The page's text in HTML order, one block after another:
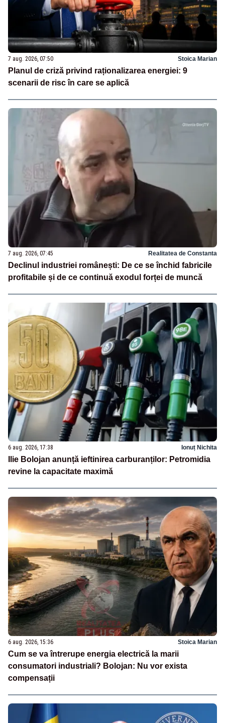
7 aug. 2026, 07:50 Stoica Marian
Planul de criză privind raționalizarea energiei: 9
scenarii de risc în care se aplică
7 aug. 2026, 07:45 Realitatea de Constanta
Declinul industriei românești: De ce se închid fabricile
profitabile și de ce continuă exodul forței de muncă
6 aug. 2026, 17:38 Ionuț Nichita
Ilie Bolojan anunță ieftinirea carburanților: Petromidia
revine la capacitate maximă
6 aug. 2026, 15:36 Stoica Marian
Cum se va întrerupe energia electrică la marii
consumatori industriali? Bolojan: Nu vor exista
compensații